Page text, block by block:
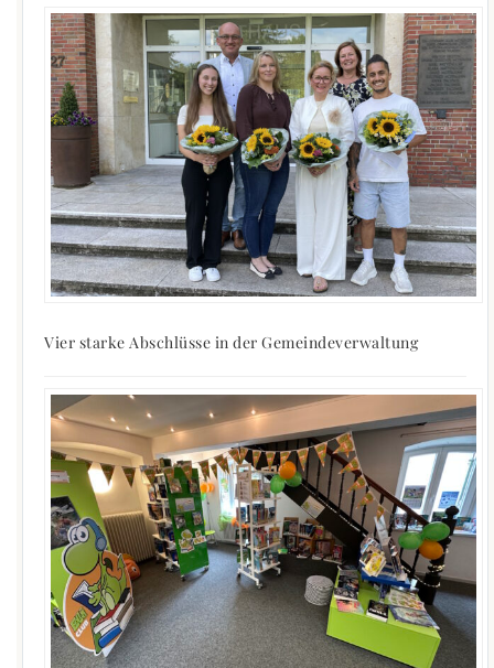
Vier starke Abschlüsse in der Gemeindeverwaltung